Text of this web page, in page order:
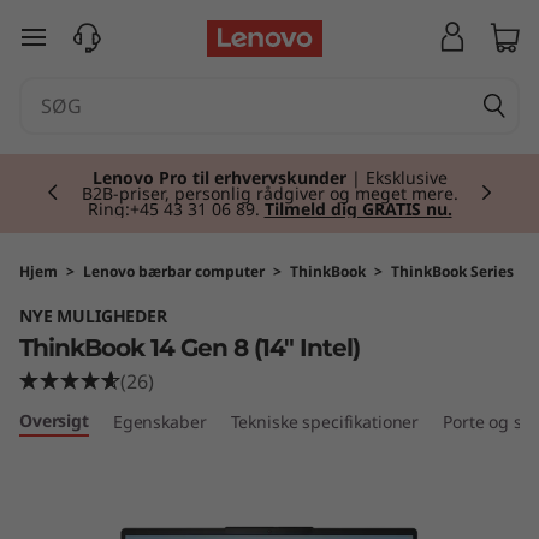
T
B
o
o
k
spring til hovedindhold
Lenovo Pro til erhvervskunder| Eksklusive
B2B-priser, personlig rådgiver og meget mere.
Ring:+45 43 31 06 89. Tilmeld dig GRATIS nu.
Currently displaying item 2 of 2
Hjem > Lenovo bærbar computer > ThinkBook > ThinkBook Series
NYE MULIGHEDER
ThinkBook 14 Gen 8 (14" Intel)
(26)
Oversigt Egenskaber Tekniske specifikationer Porte og